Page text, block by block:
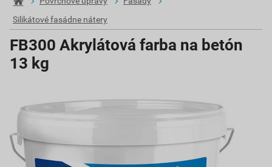
Silikátové fasádne nátery
FB300 Akrylátová farba na betón
13 kg